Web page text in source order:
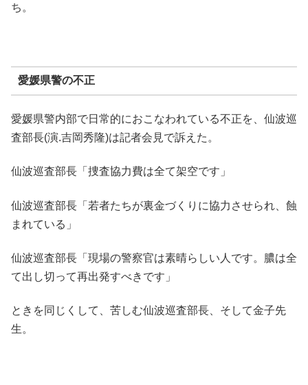
ち。
愛媛県警の不正
愛媛県警内部で日常的におこなわれている不正を、仙波巡
査部長(演.吉岡秀隆)は記者会見で訴えた。
仙波巡査部長「捜査協力費は全て架空です」
仙波巡査部長「若者たちが裏金づくりに協力させられ、蝕
まれている」
仙波巡査部長「現場の警察官は素晴らしい人です。膿は全
て出し切って再出発すべきです」
ときを同じくして、苦しむ仙波巡査部長、そして金子先
生。